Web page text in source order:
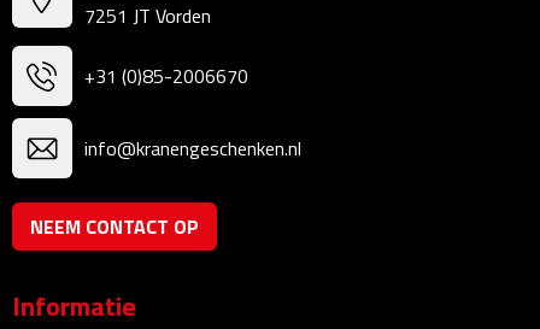
Banners
Barmatten
Naambadges & naamkaarthouders
Stickers
7251 JT Vorden
+31 (0)85-2006670
info@kranengeschenken.nl
NEEM CONTACT OP
Informatie